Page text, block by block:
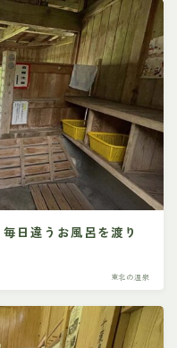
日違うお風呂を渡り
東北の温泉